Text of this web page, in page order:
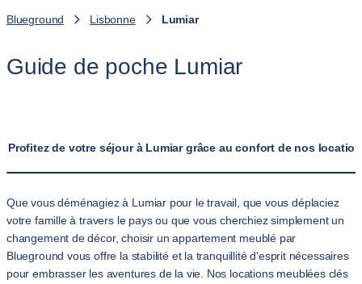
Blueground Lisbonne Lumiar
Guide de poche Lumiar
Profitez de votre séjour à Lumiar grâce au confort de nos
Que vous déménagiez à Lumiar pour le travail, que vous déplaciez
votre famille à travers le pays ou que vous cherchiez simplement un
changement de décor, choisir un appartement meublé par
Blueground vous offre la stabilité et la tranquillité d'esprit nécessaires
pour embrasser les aventures de la vie. Nos locations meublées clés